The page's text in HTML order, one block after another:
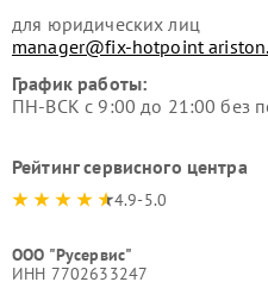
для юридических лиц
manager@fix-hotpoint
График работы:
ПН-ВСК с 9:00 до 21:00 без
Рейтинг сервисного центра
4.9-5.0
ООО "Русервис"
ИНН 7702633247